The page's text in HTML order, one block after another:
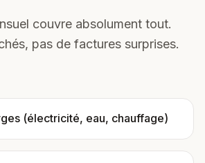
couvre absolument tout.
pas de factures surprises.
(électricité, eau, chauffage)